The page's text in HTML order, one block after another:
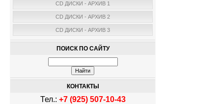
CD ДИСКИ - АРХИВ 1
CD ДИСКИ - АРХИВ 2
CD ДИСКИ - АРХИВ 3
ПОИСК ПО САЙТУ
КОНТАКТЫ
Тел.: +7 (925) 507-10-43